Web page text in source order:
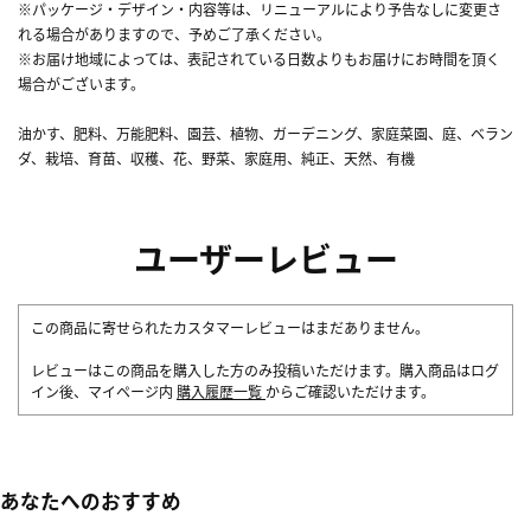
※パッケージ・デザイン・内容等は、リニューアルにより予告なしに変更さ
れる場合がありますので、予めご了承ください。
※お届け地域によっては、表記されている日数よりもお届けにお時間を頂く
場合がございます。
油かす、肥料、万能肥料、園芸、植物、ガーデニング、家庭菜園、庭、ベラン
ダ、栽培、育苗、収穫、花、野菜、家庭用、純正、天然、有機
ユーザーレビュー
この商品に寄せられたカスタマーレビューはまだありません。
レビューはこの商品を購入した方のみ投稿いただけます。購入商品はログ
イン後、マイページ内 購入履歴一覧 からご確認いただけます。
あなたへのおすすめ